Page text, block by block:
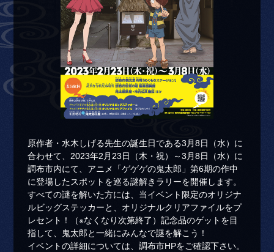
原作者・水木しげる先生の誕生日である3月8日（水）に
合わせて、2023年2月23日（木・祝）～3月8日（水）に
調布市内にて、アニメ「ゲゲゲの鬼太郎」第6期の作中
に登場したスポットを巡る謎解きラリーを開催します。
すべての謎を解いた方には、当イベント限定のオリジナ
ルビッグステッカーと、オリジナルクリアファイルをプ
レセント！（※なくなり次第終了）記念品のゲットを目
指して、鬼太郎と一緒にみんなで謎を解こう！
イベントの詳細については、調布市HPをご確認下さい。